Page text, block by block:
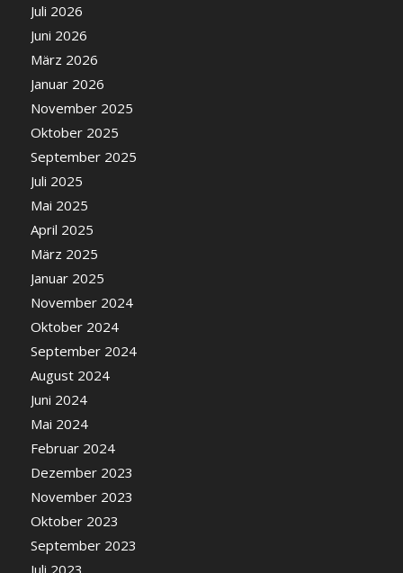
Juli 2026
Juni 2026
März 2026
Januar 2026
November 2025
Oktober 2025
September 2025
Juli 2025
Mai 2025
April 2025
März 2025
Januar 2025
November 2024
Oktober 2024
September 2024
August 2024
Juni 2024
Mai 2024
Februar 2024
Dezember 2023
November 2023
Oktober 2023
September 2023
Juli 2023